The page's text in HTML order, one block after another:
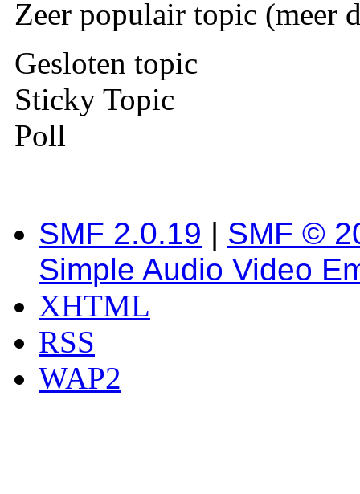
Zeer populair topic (meer
Gesloten topic
Sticky Topic
Poll
SMF 2.0.19 | SMF ©
Simple Audio Video
XHTML
RSS
WAP2